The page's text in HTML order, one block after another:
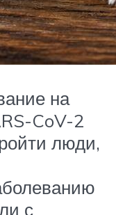
на
CoV-2
люди,
с